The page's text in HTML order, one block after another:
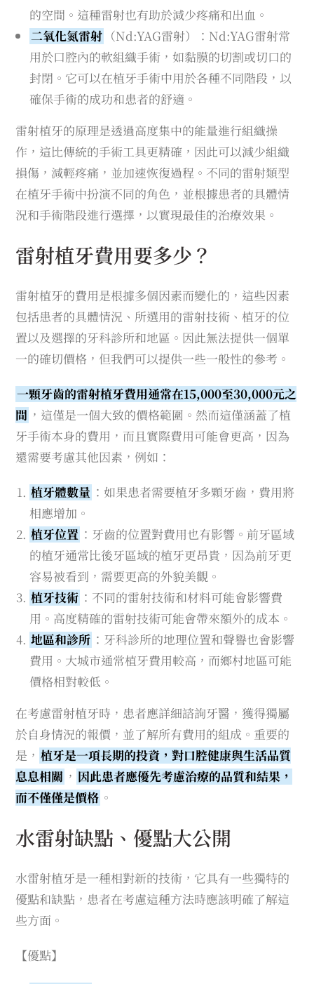
的空間。這種雷射也有助於減少疼痛和出血。
二氧化氮雷射 （Nd:YAG雷射）：Nd:YAG雷射常
用於口腔內的軟組織手術，如黏膜的切割或切口的
封閉。它可以在植牙手術中用於各種不同階段，以
確保手術的成功和患者的舒適。
雷射植牙的原理是透過高度集中的能量進行組織操
作，這比傳統的手術工具更精確，因此可以減少組織
損傷，減輕疼痛，並加速恢復過程。不同的雷射類型
在植牙手術中扮演不同的角色，並根據患者的具體情
況和手術階段進行選擇，以實現最佳的治療效果。
雷射植牙費用要多少？
雷射植牙的費用是根據多個因素而變化的，這些因素
包括患者的具體情況、所選用的雷射技術、植牙的位
置以及選擇的牙科診所和地區。因此無法提供一個單
一的確切價格，但我們可以提供一些一般性的參考。
一顆牙齒的雷射植牙費用通常在15,000至30,000元之
間 ，這僅是一個大致的價格範圍。然而這僅涵蓋了植
牙手術本身的費用，而且實際費用可能會更高，因為
還需要考慮其他因素，例如：
植牙體數量 ：如果患者需要植牙多顆牙齒，費用將
相應增加。
植牙位置 ：牙齒的位置對費用也有影響。前牙區域
的植牙通常比後牙區域的植牙更昂貴，因為前牙更
容易被看到，需要更高的外貌美觀。
植牙技術 ：不同的雷射技術和材料可能會影響費
用。高度精確的雷射技術可能會帶來額外的成本。
地區和診所 ：牙科診所的地理位置和聲譽也會影響
費用。大城市通常植牙費用較高，而鄉村地區可能
價格相對較低。
在考慮雷射植牙時，患者應詳細諮詢牙醫，獲得獨屬
於自身情況的報價，並了解所有費用的組成。重要的
是， 植牙是一項長期的投資，對口腔健康與生活品質
息息相關 ， 因此患者應優先考慮治療的品質和結果，
而不僅僅是價格 。
水雷射缺點、優點大公開
水雷射植牙是一種相對新的技術，它具有一些獨特的
優點和缺點，患者在考慮這種方法時應該明確了解這
些方面。
【優點】